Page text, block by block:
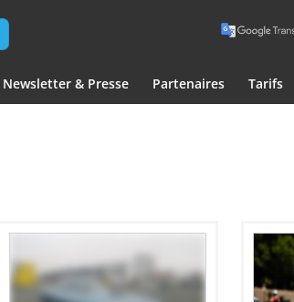
Newsletter & Presse Partenaires Tarifs